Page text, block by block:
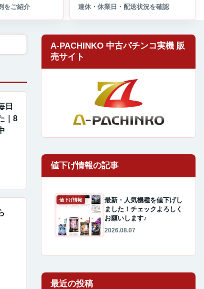
日
｜8
A-PACHINKO 中古パチンコ実機 販
売サイト
値下げ情報
最新・人気機種を値下げし
ました！チェックよろしく
お願いします♪
2026.08.07
最近の投稿